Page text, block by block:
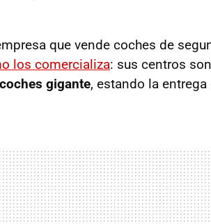
que vende coches de
los comercializa: sus centros
gigante, estando la